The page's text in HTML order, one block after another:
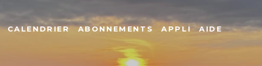
CALENDRIER ABONNEMENTS APPLI AIDE